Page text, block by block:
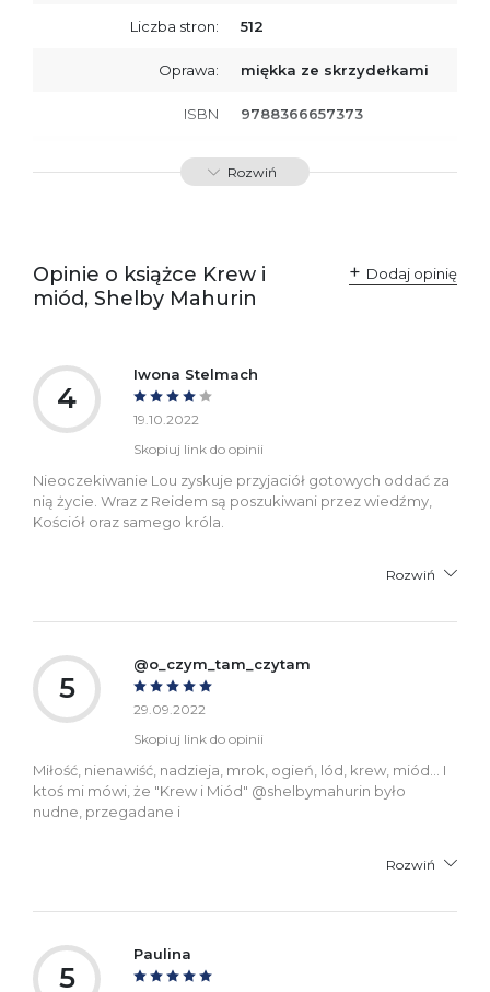
Liczba stron: 512
Oprawa: miękka ze skrzydełkami
ISBN 9788366657373
SKU: K800039
Polska
kontakt@wydajenamsie.pl
+48 61 623 38 38
informacje dotyczące
bezpieczeństwa:
Rozwiń
Opinie o książce Krew i
miód, Shelby Mahurin
Dodaj opinię
4
Iwona Stelmach
19.10.2022
Skopiuj link do opinii
Nieoczekiwanie Lou zyskuje przyjaciół gotowych oddać za
nią życie. Wraz z Reidem są poszukiwani przez wiedźmy,
Kościół oraz samego króla.
Rozwiń
5
@o_czym_tam_czytam
29.09.2022
Skopiuj link do opinii
Miłość, nienawiść, nadzieja, mrok, ogień, lód, krew, miód… I
ktoś mi mówi, że "Krew i Miód" @shelbymahurin było
nudne, przegadane i
Rozwiń
5
Paulina